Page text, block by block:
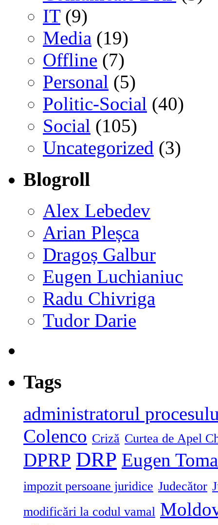
IT(9)
Media (19)
Offline (7)
Personal (5)
Politic-Social (40)
Social (105)
Uncategorized (3)
Blogroll
Alex Lebedev
Arian Pleșca
Dragoș Galbur
Eugen Luchianiuc
Radu Chivriga
Tudor Darie
Tags
administratorul
Colenco Criză Curtea de Apel
DPRP DRP Eugen
impozit persoane juridice Judecător
modificări la codul vamal